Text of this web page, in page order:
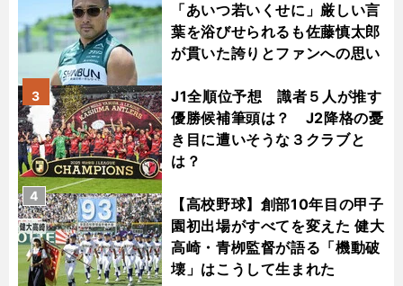
「あいつ若いくせに」厳しい言
葉を浴びせられるも佐藤慎太郎
が貫いた誇りとファンへの思い
J1全順位予想 識者５人が推す
優勝候補筆頭は？ J2降格の憂
き目に遭いそうな３クラブと
は？
3
【高校野球】創部10年目の甲子
園初出場がすべてを変えた 健大
高崎・青栁監督が語る「機動破
壊」はこうして生まれた
4